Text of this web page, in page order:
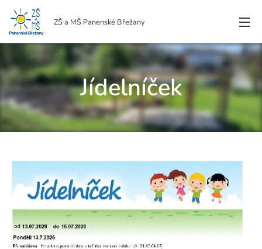
ZŠ a MŠ Panenské Břežany
Jídelníček